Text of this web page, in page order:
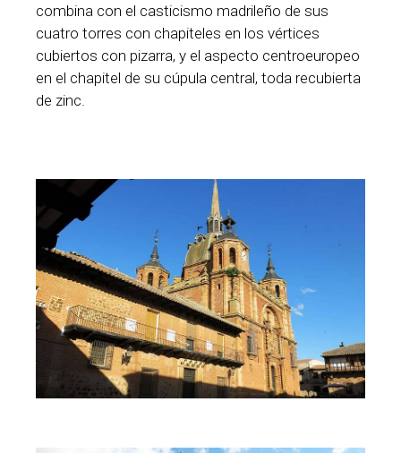
combina con el casticismo madrileño de sus
cuatro torres con chapiteles en los vértices
cubiertos con pizarra, y el aspecto centroeuropeo
en el chapitel de su cúpula central, toda recubierta
de zinc.